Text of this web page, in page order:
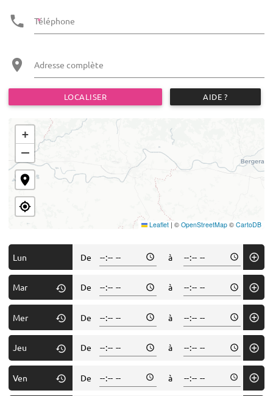
Téléphone
Adresse complète
LOCALISER AIDE ?
+
−
Leaflet | © OpenStreetMap © CartoDB
Lun De à
Mar De à
Mer De à
Jeu De à
Ven De à